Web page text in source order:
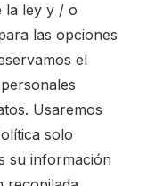
la ley y / o
las opciones
el
Usaremos
solo
su información